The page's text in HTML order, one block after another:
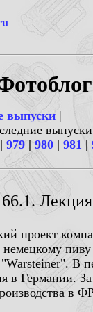
выпуски |
| 979 | 980 | 981 |
проект
В
в Германии.
в